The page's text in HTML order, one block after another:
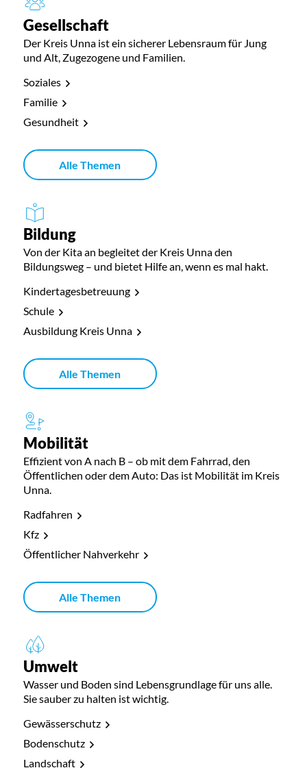
Gesellschaft
Der Kreis Unna ist ein sicherer Lebensraum für Jung
und Alt, Zugezogene und Familien.
Soziales
Familie
Gesundheit
Alle Themen
Bildung
Von der Kita an begleitet der Kreis Unna den
Bildungsweg – und bietet Hilfe an, wenn es mal hakt.
Kindertagesbetreuung
Schule
Ausbildung Kreis Unna
Alle Themen
Mobilität
Effizient von A nach B – ob mit dem Fahrrad, den
Öffentlichen oder dem Auto: Das ist Mobilität im Kreis
Unna.
Radfahren
Kfz
Öffentlicher Nahverkehr
Alle Themen
Umwelt
Wasser und Boden sind Lebensgrundlage für uns alle.
Sie sauber zu halten ist wichtig.
Gewässerschutz
Bodenschutz
Landschaft